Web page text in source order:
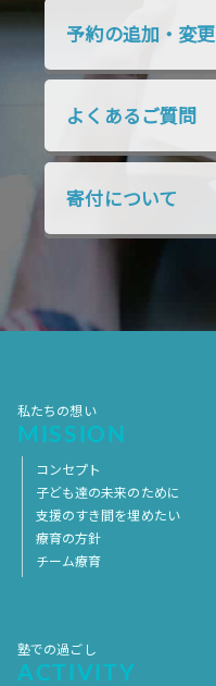
2019年4月
2018年7月 2018年
2018年4月 2018
2018年1月 2017年
2017年10月 2017
2017年4月
予約の追加・変
よくあるご質問
寄付について
私たちの想い
MISSION
コンセプト
子ども達の未来のために
支援のすき間を埋めたい
療育の方針
チーム療育
塾での過ごし
ACTIVITY